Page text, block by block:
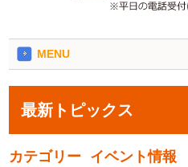
MENU
最新トピックス
カテゴリー イベント情報